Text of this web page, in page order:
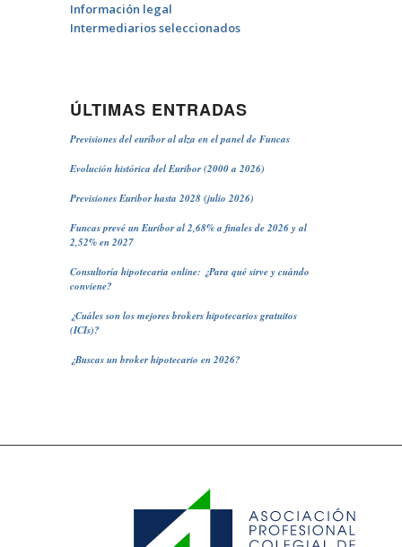
Información legal
Intermediarios seleccionados
ÚLTIMAS ENTRADAS
Previsiones del euríbor al alza en el panel de Funcas
Evolución histórica del Euribor (2000 a 2026)
Previsiones Euribor hasta 2028 (julio 2026)
Funcas prevé un Euribor al 2,68% a finales de 2026 y al
2,52% en 2027
Consultoría hipotecaria online: ¿Para qué sirve y cuándo
conviene?
¿Cuáles son los mejores brokers hipotecarios gratuitos
(ICIs)?
¿Buscas un broker hipotecario en 2026?